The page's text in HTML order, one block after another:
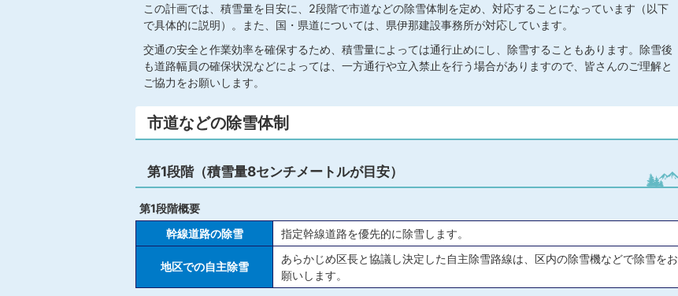
この計画では、積雪量を目安に、2段階で市道などの除雪体制を定め、対応することになっています（以下
で具体的に説明）。また、国・県道については、県伊那建設事務所が対応しています。
交通の安全と作業効率を確保するため、積雪量によっては通行止めにし、除雪することもあります。除雪後
も道路幅員の確保状況などによっては、一方通行や立入禁止を行う場合がありますので、皆さんのご理解と
ご協力をお願いします。
市道などの除雪体制
第1段階（積雪量8センチメートルが目安）
第1段階概要
幹線道路の除雪
指定幹線道路を優先的に除雪します。
地区での自主除雪
あらかじめ区長と協議し決定した自主除雪路線は、区内の除雪機などで除雪をお
願いします。